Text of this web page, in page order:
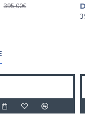
395,00€